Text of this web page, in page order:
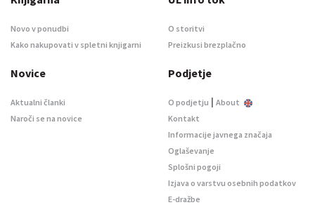
Novo v ponudbi
Kako nakupovati v spletni knjigarni
O storitvi
Preizkusi brezplačno
Novice
Aktualni članki
Naroči se na novice
Podjetje
O podjetju | About
Kontakt
Informacije javnega značaja
Oglaševanje
Splošni pogoji
Izjava o varstvu osebnih podatkov
E-dražbe